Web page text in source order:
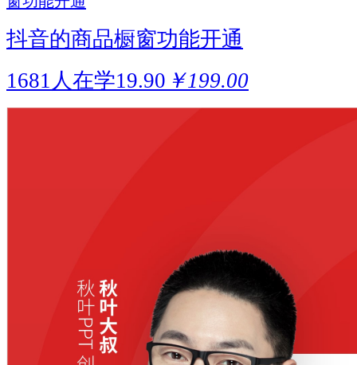
抖音的商品橱窗功能开通
1681人在学19.90 ￥199.00